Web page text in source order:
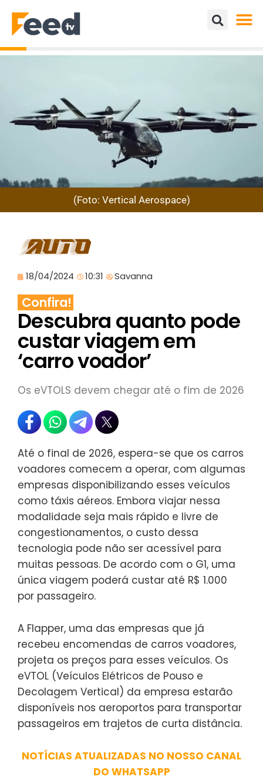
(Foto: Vertical Aerospace)
18/04/2024 10:31 Savanna
Confira!
Descubra quanto pode
custar viagem em
‘carro voador’
Os eVTOLS devem chegar até o fim de 2026
Até o final de 2026, espera-se que os carros
voadores comecem a operar, com algumas
empresas disponibilizando esses veículos
como táxis aéreos. Embora viajar nessa
modalidade seja mais rápido e livre de
congestionamentos, o custo dessa
tecnologia pode não ser acessível para
muitas pessoas. De acordo com o G1, uma
única viagem poderá custar até R$ 1.000
por passageiro.
A Flapper, uma das empresas que já
recebeu encomendas de carros voadores,
projeta os preços para esses veículos. Os
eVTOL (Veículos Elétricos de Pouso e
Decolagem Vertical) da empresa estarão
disponíveis nos aeroportos para transportar
passageiros em trajetos de curta distância.
NOTÍCIAS ATUALIZADAS NO NOSSO CANAL
DO WHATSAPP